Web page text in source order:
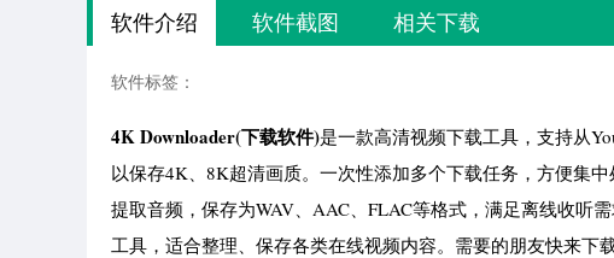
软件介绍 软件截图 相关下载
软件标签：
4K Downloader(下载软件)是一款高清视频下载工具，支持从
以保存4K、8K超清画质。一次性添加多个下载任务，方便集
提取音频，保存为WAV、AAC、FLAC等格式，满足离线收听
工具，适合整理、保存各类在线视频内容。需要的朋友快来下